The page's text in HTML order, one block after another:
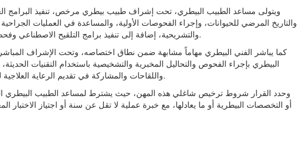
ويتولى مساعد الطبيب البيطري، تحت إشراف طبيب بيطري مرخص، تنفيذ البرامج
والتاريخ المرضي للحيوانات، وإجراء الفحوصات الأولية، والمساعدة في العمليات
والتشريحية، إضافة إلى تنفيذ برامج التلقيح الاصطناعي وفحص الحمل وترقيم الحيوانات وتسجيل بياناتها.
كما يباشر الفني البيطري مهاماً مشابهة ضمن نطاق اختصاصه، وتحت الإشراف
البيطري بإجراء الفحوص والتحاليل المخبرية والتشخيصية باستخدام التقنيات
واللقاحات والمشاركة في تقديم الرعاية العلاجية للحيوانات، إلى جانب توثيق بياناتها وترقيمها.
وحدد القرار شروط ترخيص شاغلي هذه المهن، حيث يشترط لمساعد الطبيب البيطري
أو التخصصات البيطرية أو ما يعادلها، مع خبرة عملية لا تقل عن سنة أو اجتياز الاختبار